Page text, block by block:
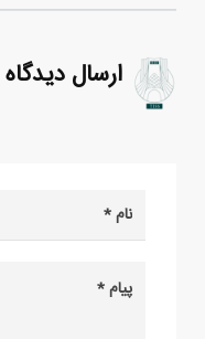
ارسال دیدگاه